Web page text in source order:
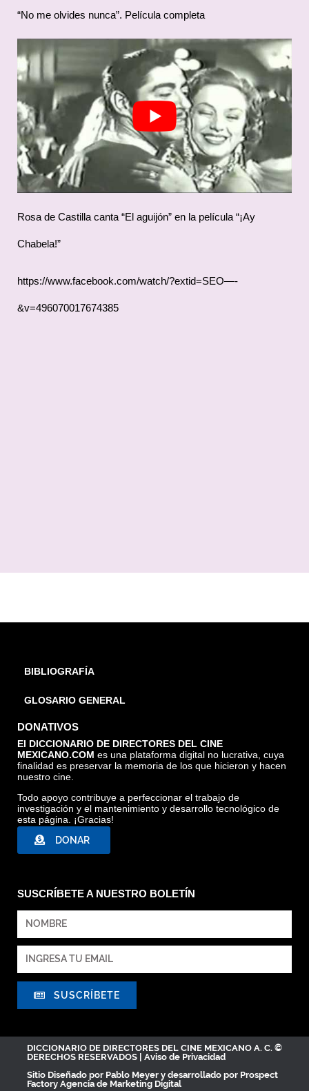
“No me olvides nunca”. Película completa
Rosa de Castilla canta “El aguijón” en la película “¡Ay
Chabela!”
https://www.facebook.com/watch/?extid=SEO—-
&v=496070017674385
BIBLIOGRAFÍA
GLOSARIO GENERAL
DONATIVOS
El DICCIONARIO DE DIRECTORES DEL CINE
MEXICANO.COM es una plataforma digital no lucrativa, cuya
finalidad es preservar la memoria de los que hicieron y hacen
nuestro cine.
Todo apoyo contribuye a perfeccionar el trabajo de
investigación y el mantenimiento y desarrollo tecnológico de
esta página. ¡Gracias!
DONAR
SUSCRÍBETE A NUESTRO BOLETÍN
SUSCRÍBETE
DICCIONARIO DE DIRECTORES DEL CINE MEXICANO A. C. ©
DERECHOS RESERVADOS | Aviso de Privacidad
Sitio Diseñado por Pablo Meyer y desarrollado por Prospect
Factory Agencia de Marketing Digital